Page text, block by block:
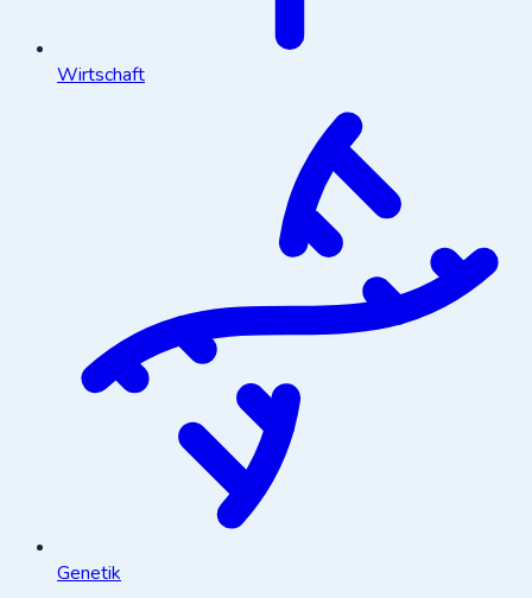
Wirtschaft
Genetik